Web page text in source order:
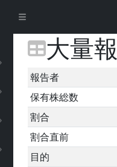
大量
報告者
保有株総数
割合
割合直前
目的